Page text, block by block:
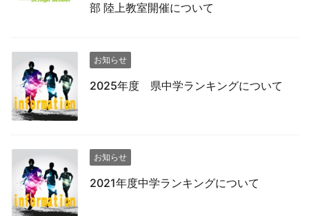
部 陸上教室開催について
お知らせ
2025年度 県中学ランキングについて
お知らせ
2021年度中学ランキングについて